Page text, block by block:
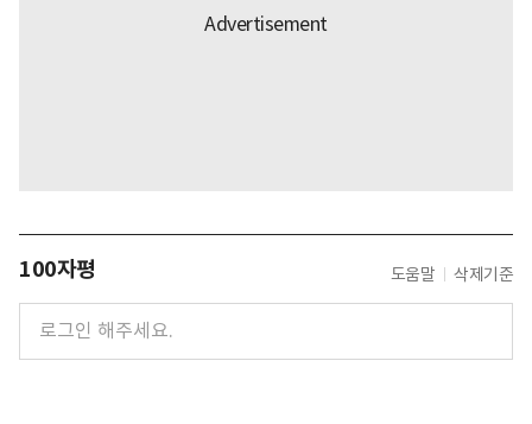
100자평 도움말 삭제기준